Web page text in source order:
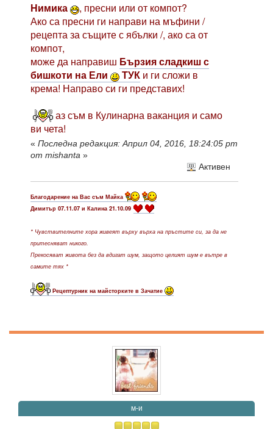
Нимика
, пресни или от компот?
Ако са пресни ги направи на мъфини /
рецепта за същите с ябълки /, ако са от
компот,
може да направиш Бързия сладкиш с
бишкоти на Ели
ТУК и ги сложи в
крема! Направо си ги представих!
аз съм в Кулинарна ваканция и само
ви чета!
« Последна редакция: Април 04, 2016, 18:24:05 pm
от mishanta »
Активен
Благодарение на Вас съм Майка
Димитър 07.11.07 и Калина 21.10.09
* Чувствителните хора живеят върху върха на пръстите си, за да не
притесняват никого.
Прекосяват живота без да вдигат шум, защото целият шум е вътре в
самите тях *
Рецептурник на майсторките в Зачатие
м-и